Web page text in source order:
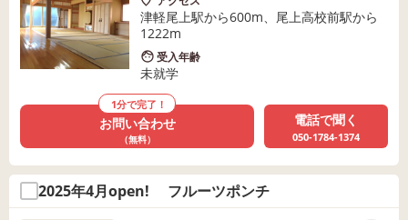
津軽尾上駅から600m、尾上高校前駅から
1222m
受入年齢
未就学
1分で完了！
お問い合わせ
（無料）
電話で聞く
050-1784-1374
2025年4月open! フルーツポンチ